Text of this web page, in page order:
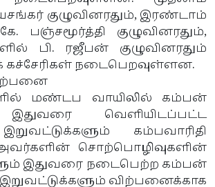
குழுவினரதும், இரண்டாம்
பஞ்சமூர்த்தி குழுவினரதும்,
பி. ரஜீபன் குழுவினரதும்
நடைபெறவுள்ளன.
மண்டப வாயிலில் கம்பன்
வெளியிடப்பட்ட
கம்பவாரிதி
சொற்பொழிவுகளின்
இதுவரை நடைபெற்ற கம்பன்
விற்பனைக்காக